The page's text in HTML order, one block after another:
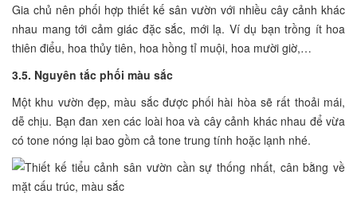
Gia chủ nên phối hợp thiết kế sân vườn với nhiều cây cảnh khác
nhau mang tới cảm giác đặc sắc, mới lạ. Ví dụ bạn trồng ít hoa
thiên điểu, hoa thủy tiên, hoa hồng tỉ muội, hoa mười giờ,…
3.5. Nguyên tắc phối màu sắc
Một khu vườn đẹp, màu sắc được phối hài hòa sẽ rất thoải mái,
dễ chịu. Bạn đan xen các loài hoa và cây cảnh khác nhau để vừa
có tone nóng lại bao gồm cả tone trung tính hoặc lạnh nhé.